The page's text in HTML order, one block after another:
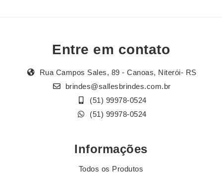
Entre em contato
Rua Campos Sales, 89 - Canoas, Niterói- RS
brindes@sallesbrindes.com.br
(51) 99978-0524
(51) 99978-0524
Informações
Todos os Produtos